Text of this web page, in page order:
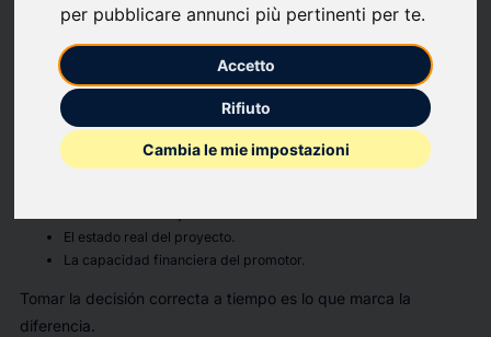
per pubblicare annunci più pertinenti per te.
Accetto
Rifiuto
Cambia le mie impostazioni
Cuando una promotora entra en crisis, hay una decisión clave
que condiciona todo el resultado:
¿seguir adelante negociando con el banco o vender el
proyecto?
No hay una respuesta única. La diferencia entre salvar la
El estado real del proyecto.
La capacidad financiera del promotor.
Tomar la decisión correcta a tiempo es lo que marca la
diferencia.